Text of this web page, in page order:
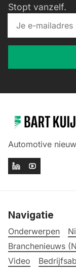
Stopt vanzelf.
Automotive
Navigatie
Onderwerpen
Branchenieuws
Video